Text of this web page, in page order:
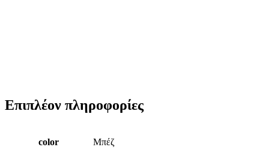
Επιπλέον πληροφορίες
color Μπέζ